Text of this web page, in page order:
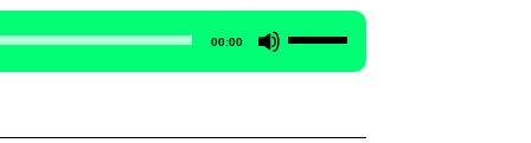
te
verhogen
of
verlagen.
00:00
Gebruik
Omhoog/Omlaag